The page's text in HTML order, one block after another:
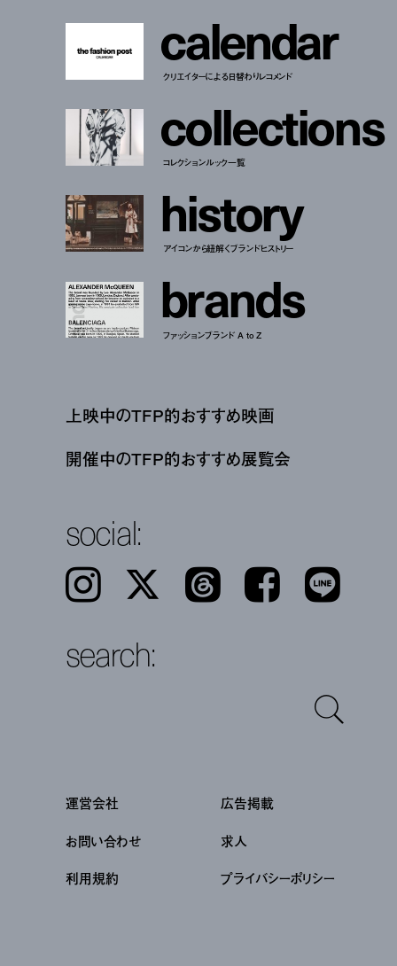
calendar
クリエイターによる日替わりレコメンド
collections
コレクションルック一覧
history
アイコンから紐解くブランドヒストリー
brands
ファッションブランド A to Z
上映中のTFP的おすすめ映画
開催中のTFP的おすすめ展覧会
social:
Instagram 𝕏 Threads Facebook LINE
search:
運営会社
広告掲載
お問い合わせ
求人
利用規約 プライバシーポリシー